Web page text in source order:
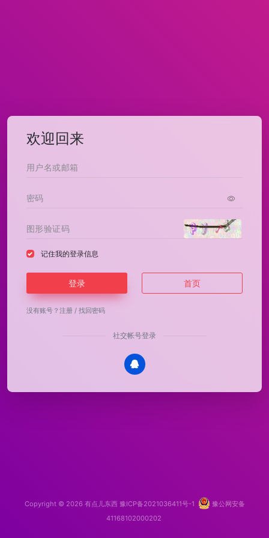
欢迎回来
记住我的登录信息
登录 首页
没有账号？ 注册 / 找回密码
社交帐号登录
Copyright © 2026 有点儿东西 豫ICP备2021036411号-1
豫公网安备
41168102000202